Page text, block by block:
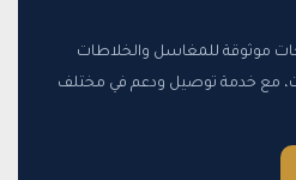
موثوقة للمغاسل والخلاطات
مع خدمة توصيل ودعم في مختلف